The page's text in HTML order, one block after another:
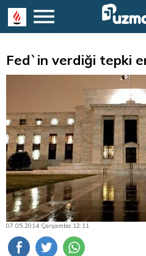
Fed`in verdiği tepki
07.05.2014 Çarşamba 12:11